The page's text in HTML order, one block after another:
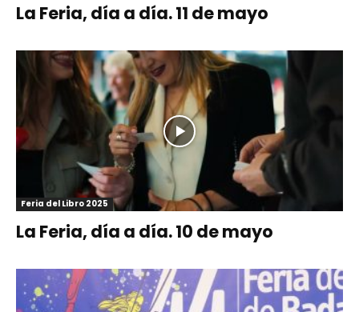
La Feria, día a día. 11 de mayo
Feria del Libro 2025
La Feria, día a día. 10 de mayo